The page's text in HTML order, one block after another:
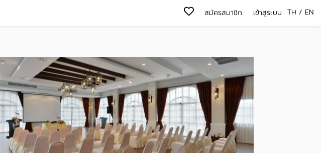
TH / EN
สมัครสมาชิก เข้าสู่ระบบ